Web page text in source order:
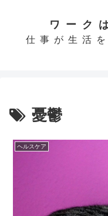
ワーク
仕事が生活
憂鬱
ヘルスケア